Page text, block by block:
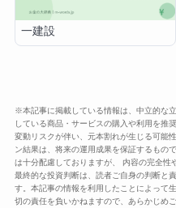
一建設
※本記事に掲載している情報は、中立的な
している商品・サービスの購入や利用を推
変動リスクが伴い、元本割れが生じる可能
ン結果は、将来の運用成果を保証するもの
は十分配慮しておりますが、 内容の完全性
最終的な投資判断は、読者ご自身の判断と
す。本記事の情報を利用したことによって
切の責任を負いかねますので、あらかじめご